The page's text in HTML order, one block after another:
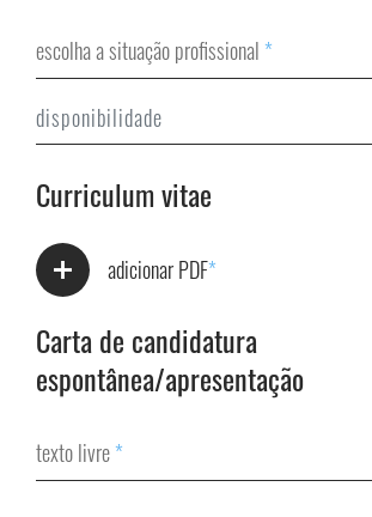
escolha a situação profissional*
Curriculum vitae
adicionar PDF*
Carta de candidatura
espontânea/apresentação
texto livre*